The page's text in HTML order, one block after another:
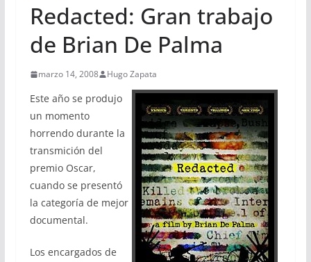
Redacted: Gran trabajo
de Brian De Palma
marzo 14, 2008 Hugo Zapata
Este año se produjo
un momento
horrendo durante la
transmición del
premio Oscar,
cuando se presentó
la categoría de mejor
documental.
Los encargados de